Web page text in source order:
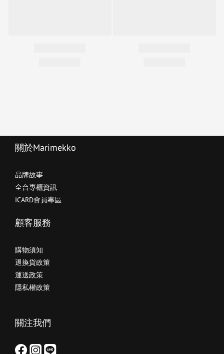
關於Marimekko
品牌故事
全台專櫃資訊
ICARD會員專區
顧客服務
購物須知
退換貨政策
運送政策
隱私權政策
關注我們